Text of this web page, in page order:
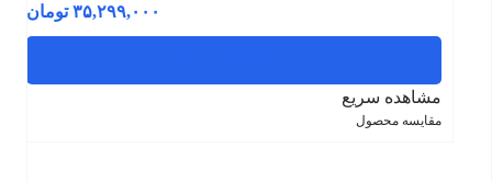
۳۵,۲۹۹,۰۰۰ تومان
مشاهده سریع
مقایسه محصول